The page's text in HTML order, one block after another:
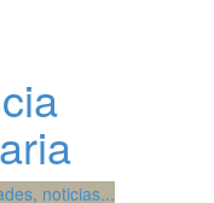
noticias...